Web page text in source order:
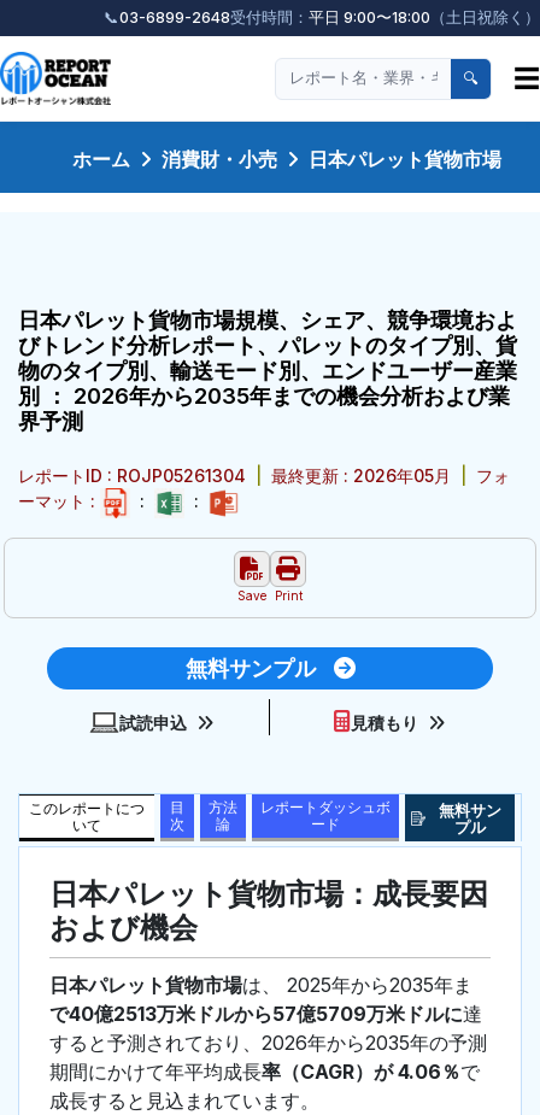
📞03-6899-2648受付時間： 平日 9:00〜18:00 （土日祝除く）
🔍 ☰
ホーム 消費財・小売 日本パレット貨物市場
日本パレット貨物市場規模、シェア、競争環境およ
びトレンド分析レポート、パレットのタイプ別、貨
物のタイプ別、輸送モード別、エンドユーザー産業
別 ： 2026年から2035年までの機会分析および業
界予測
レポートID : ROJP05261304 最終更新 : 2026年05月
フォ
ーマット :
: :
Save Print
無料サンプル
試読申込 見積もり
このレポートにつ
いて
目
次
方法
論
レポートダッシュボ
ード
無料サン
プル
日本パレット貨物市場：成長要因
および機会
日本パレット貨物市場は、 2025年から2035年ま
で40億2513万米ドルから57億5709万米ドルに達
すると予測されており、2026年から2035年の予測
期間にかけて年平均成長率（CAGR）が 4.06％で
成長すると見込まれています。